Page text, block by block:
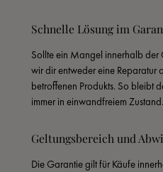
Schnelle Lösung im
Sollte ein Mangel innerhalb der
wir dir entweder eine Reparatur
betroffenen Produkts. So bleibt
immer in einwandfreiem Zustand.
Geltungsbereich und
Die Garantie gilt für Käufe